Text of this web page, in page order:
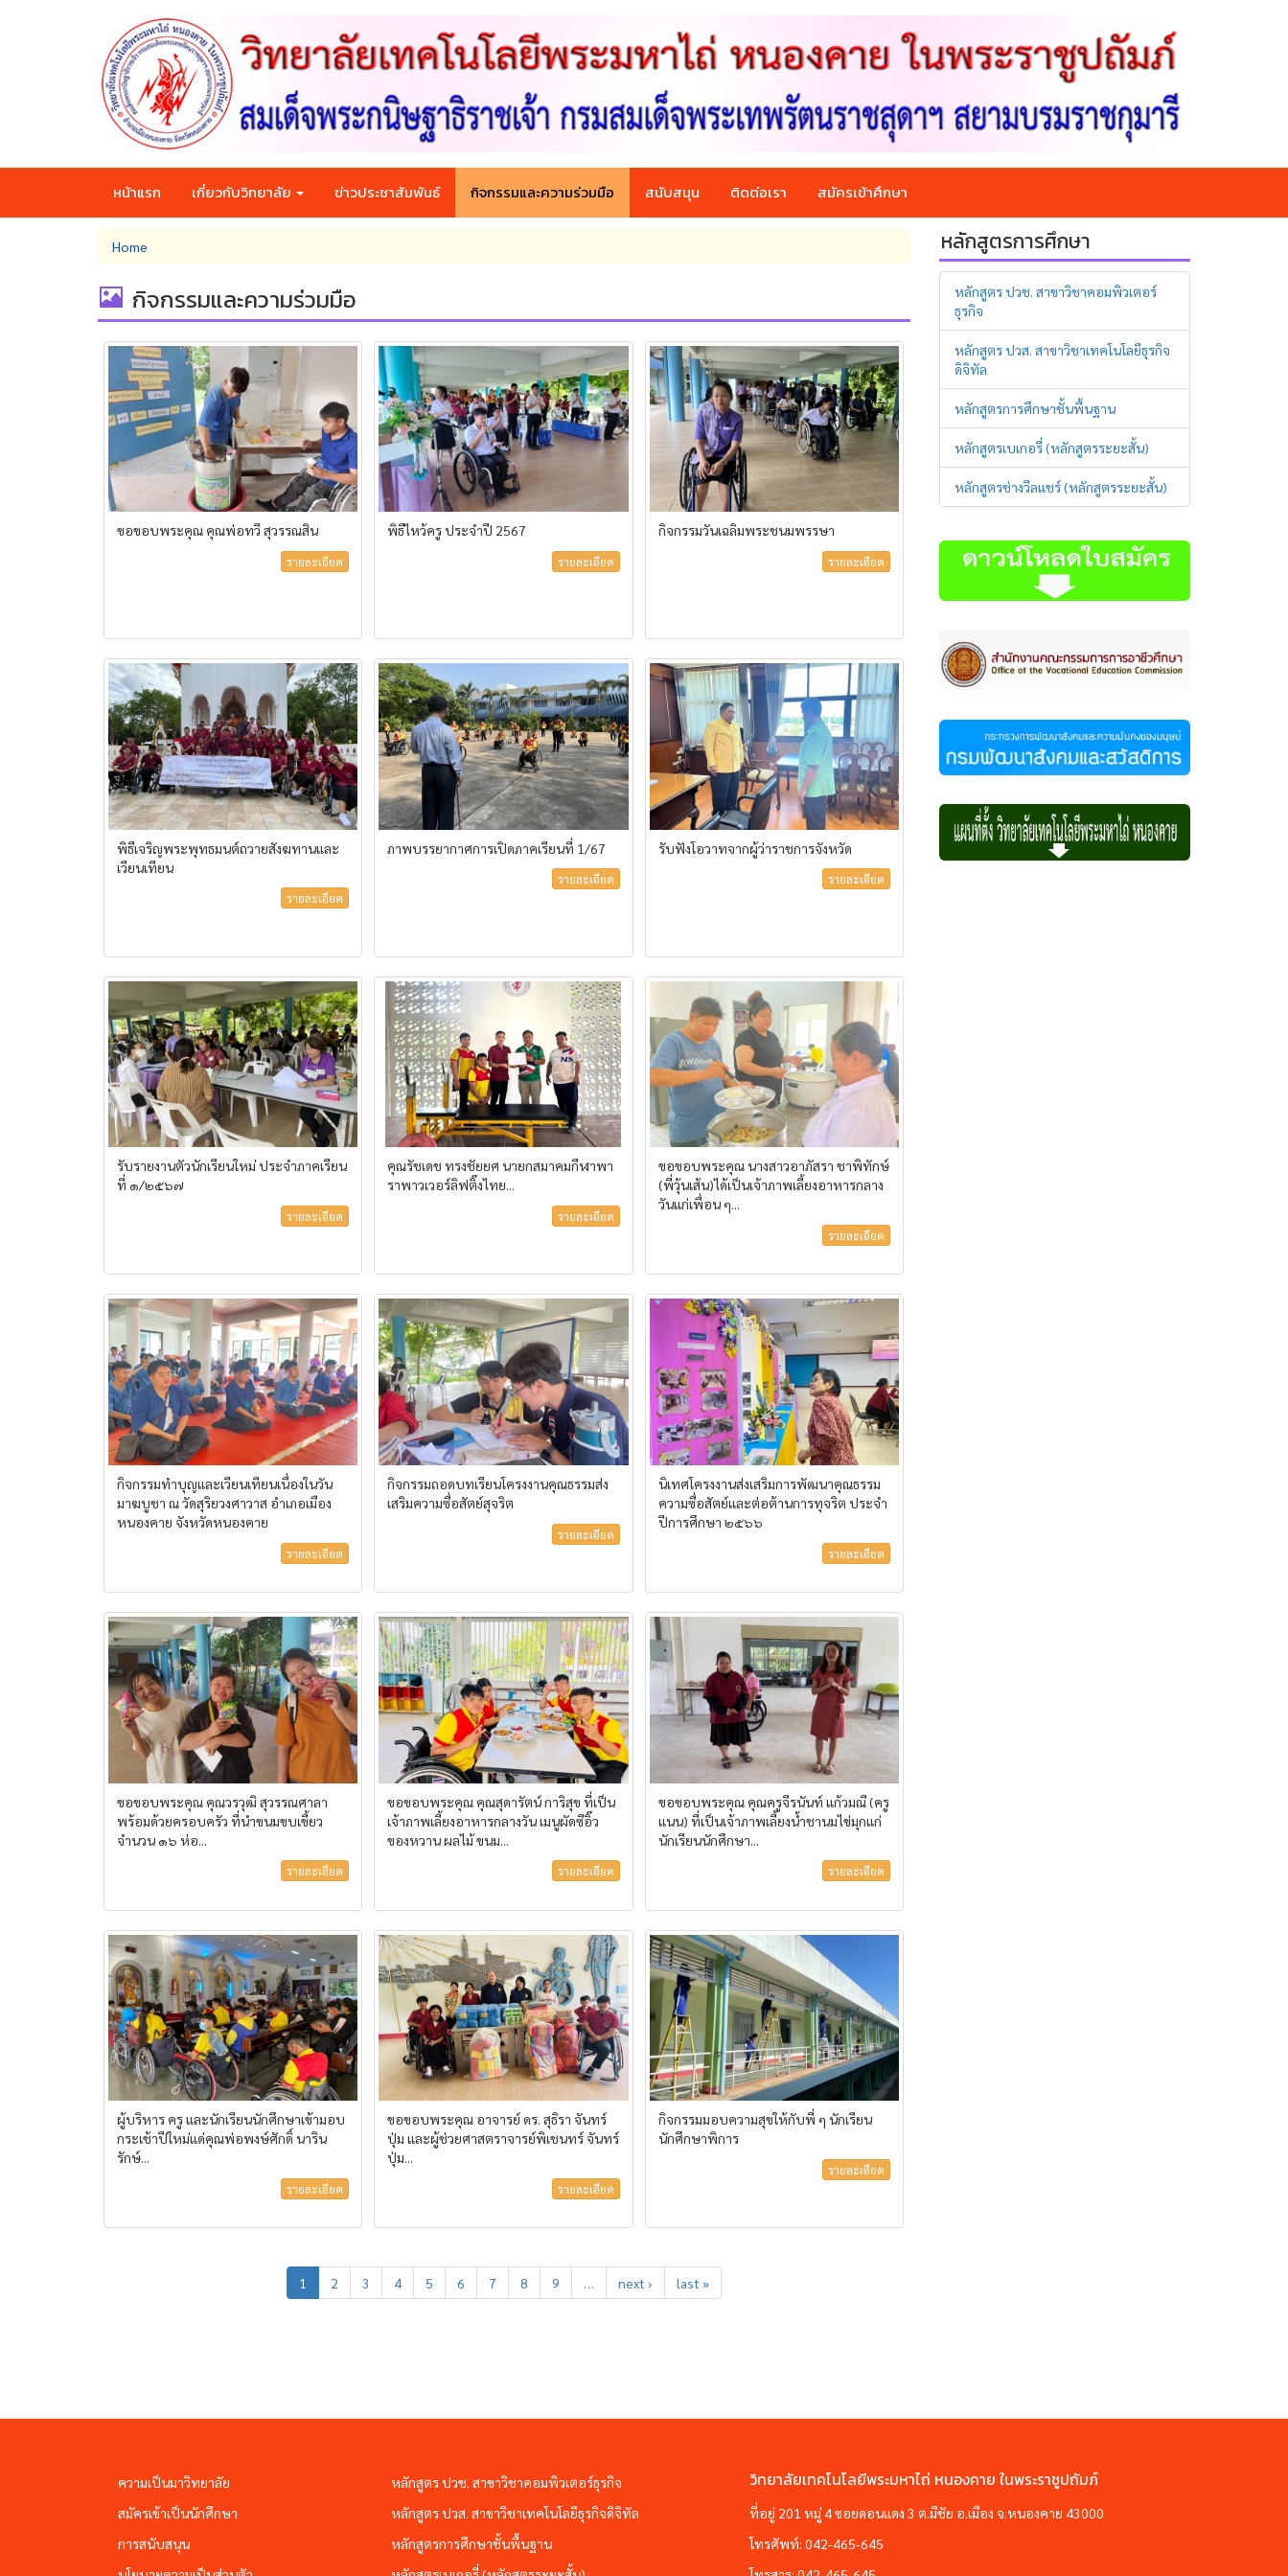
หน้าแรก เกี่ยวกับวิทยาลัย ข่าวประชาสัมพันธ์ กิจกรรมและความร่วมมือ สนับสนุน ติดต่อเรา สมัครเข้าศึกษา
You
are
here
Home
กิจกรรมและความร่วมมือ
ขอขอบพระคุณ คุณพ่อทวี สุวรรณสิน
รายละเอียด
พิธีไหว้ครู ประจำปี 2567
รายละเอียด
กิจกรรมวันเฉลิมพระชนมพรรษา
รายละเอียด
พิธีเจริญพระพุทธมนต์ถวายสังฆทานและ
เวียนเทียน
รายละเอียด
ภาพบรรยากาศการเปิดภาคเรียนที่ 1/67
รายละเอียด
รับฟังโอวาทจากผู้ว่าราชการจังหวัด
รายละเอียด
รับรายงานตัวนักเรียนใหม่ ประจำภาคเรียน
ที่ ๑/๒๕๖๗
รายละเอียด
คุณรัชเดช ทรงชัยยศ นายกสมาคมกีฬาพา
ราพาวเวอร์ลิฟติ๊งไทย...
รายละเอียด
ขอขอบพระคุณ นางสาวอาภัสรา ชาพิทักษ์
(พี่วุ้นเส้น)ได้เป็นเจ้าภาพเลี้ยงอาหารกลาง
วันแก่เพื่อน ๆ...
รายละเอียด
กิจกรรมทำบุญและเวียนเทียนเนื่องในวัน
มาฆบูชา ณ วัดสุริยวงศาวาส อำเภอเมือง
หนองคาย จังหวัดหนองคาย
รายละเอียด
กิจกรรมถอดบทเรียนโครงงานคุณธรรมส่ง
เสริมความซื่อสัตย์สุจริต
รายละเอียด
นิเทศโครงงานส่งเสริมการพัฒนาคุณธรรม
ความซื่อสัตย์และต่อต้านการทุจริต ประจำ
ปีการศึกษา ๒๕๖๖
รายละเอียด
ขอขอบพระคุณ คุณวรวุฒิ สุวรรณศาลา
พร้อมด้วยครอบครัว ที่นำขนมขบเขี้ยว
จำนวน ๑๖ ห่อ...
รายละเอียด
ขอขอบพระคุณ คุณสุดารัตน์ การิสุข ที่เป็น
เจ้าภาพเลี้ยงอาหารกลางวัน เมนูผัดซีอิ๊ว
ของหวาน ผลไม้ ขนม...
รายละเอียด
ขอขอบพระคุณ คุณครูจีรนันท์ แก้วมณี (ครู
แนน) ที่เป็นเจ้าภาพเลี้ยงน้ำชานมไข่มุกแก่
นักเรียนนักศึกษา...
รายละเอียด
ผู้บริหาร ครู และนักเรียนนักศึกษาเข้ามอบ
กระเช้าปีใหม่แด่คุณพ่อพงษ์ศักดิ์ นาริน
รักษ์...
รายละเอียด
ขอขอบพระคุณ อาจารย์ ดร. สุธิรา จันทร์
ปุ่ม และผู้ช่วยศาสตราจารย์พิเชนทร์ จันทร์
ปุ่ม...
รายละเอียด
กิจกรรมมอบความสุขให้กับพี่ ๆ นักเรียน
นักศึกษาพิการ
รายละเอียด
1 2 3 4 5 6 7 8 9 … next › last »
หลักสูตรการศึกษา
หลักสูตร ปวช. สาขาวิชาคอมพิวเตอร์
ธุรกิจ
หลักสูตร ปวส. สาขาวิชาเทคโนโลยีธุรกิจ
ดิจิทัล
หลักสูตรการศึกษาชั้นพื้นฐาน
หลักสูตรเบเกอรี่ (หลักสูตรระยะสั้น)
หลักสูตรช่างวีลแชร์ (หลักสูตรระยะสั้น)
ความเป็นมาวิทยาลัย
สมัครเข้าเป็นนักศึกษา
การสนับสนุน
หลักสูตร ปวช. สาขาวิชาคอมพิวเตอร์ธุรกิจ
หลักสูตร ปวส. สาขาวิชาเทคโนโลยีธุรกิจดิจิทัล
หลักสูตรการศึกษาชั้นพื้นฐาน
วิทยาลัยเทคโนโลยีพระมหาไถ่ หนองคาย ในพระราชูปถัมภ์
ที่อยู่ 201 หมู่ 4 ซอยดอนแดง 3 ต.มีชัย อ.เมือง จ.หนองคาย 43000
โทรศัพท์: 042-465-645